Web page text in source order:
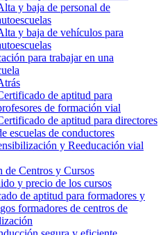
y baja de personal de
y baja de vehículos para
para trabajar en una
de aptitud para
de formación vial
de aptitud para directores
escuelas de conductores
y Reeducación vial
de Centros y Cursos
y precio de los cursos
de aptitud para formadores y
formadores de centros de